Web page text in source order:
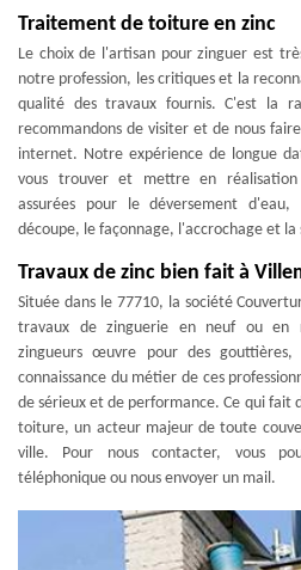
Traitement de toiture en zinc
Le choix de l'artisan pour zinguer est
notre profession, les critiques et la
qualité des travaux fournis. C'est la
recommandons de visiter et de nous
internet. Notre expérience de longue
vous trouver et mettre en réalisation
assurées pour le déversement
découpe, le façonnage, l'accrochage et la
Travaux de zinc bien fait à
Située dans le 77710, la société
travaux de zinguerie en neuf ou en
zingueurs œuvre pour des
connaissance du métier de ces
de sérieux et de performance. Ce qui fait
toiture, un acteur majeur de toute
ville. Pour nous contacter, vous
téléphonique ou nous envoyer un mail.